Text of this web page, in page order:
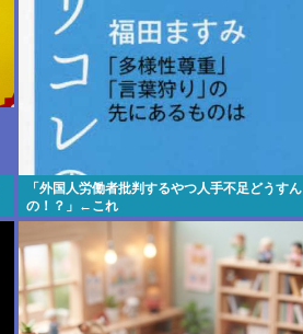
「外国人労働者批判するやつ人手不足どうすん
の！？」←これ